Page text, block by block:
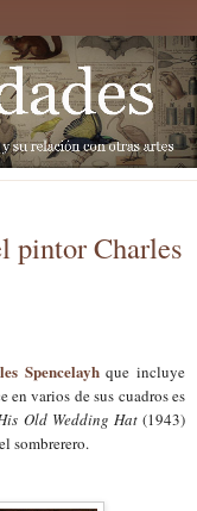
pintor Charles
Spencelayhque incluye
en varios de sus cuadros es
Old Wedding Hat(1943)
sombrerero.